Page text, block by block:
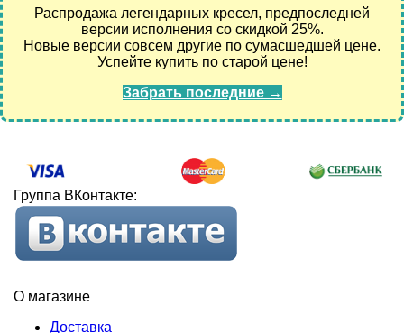
Распродажа легендарных кресел, предпоследней
версии исполнения со скидкой 25%.
Новые версии совсем другие по сумасшедшей цене.
Успейте купить по старой цене!
Забрать последние →
Группа ВКонтакте:
О магазине
Доставка